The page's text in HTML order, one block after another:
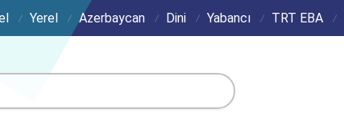
Yerel Azerbaycan Dini Yabancı TRT EBA